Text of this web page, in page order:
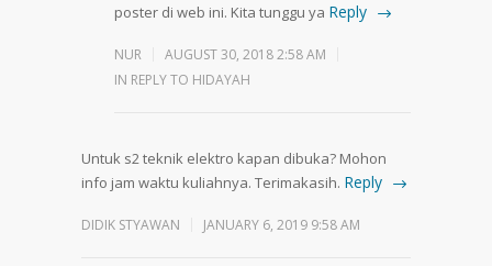
poster di web ini. Kita tunggu ya Reply
NUR
AUGUST 30, 2018 2:58 AM
IN REPLY TO HIDAYAH
Untuk s2 teknik elektro kapan dibuka? Mohon
info jam waktu kuliahnya. Terimakasih. Reply
DIDIK STYAWAN JANUARY 6, 2019 9:58 AM